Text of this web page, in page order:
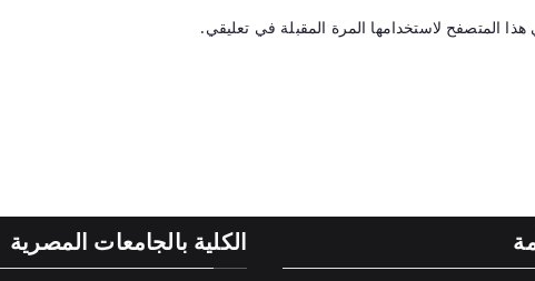
المتصفح لاستخدامها المرة المقبلة في تعليقي.
الكلية بالجامعات المصرية